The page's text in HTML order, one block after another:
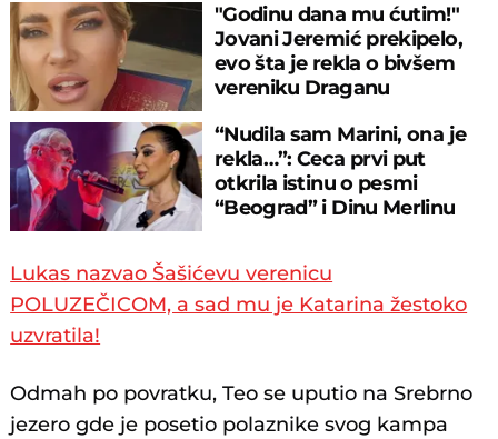
"Godinu dana mu ćutim!"
Jovani Jeremić prekipelo,
evo šta je rekla o bivšem
vereniku Draganu
“Nudila sam Marini, ona je
rekla…”: Ceca prvi put
otkrila istinu o pesmi
“Beograd” i Dinu Merlinu
Lukas nazvao Šašićevu verenicu
POLUZEČICOM, a sad mu je Katarina žestoko
uzvratila!
Odmah po povratku, Teo se uputio na Srebrno
jezero gde je posetio polaznike svog kampa